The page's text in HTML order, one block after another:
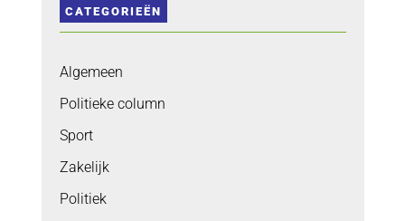
CATEGORIEËN
Algemeen
Politieke column
Sport
Zakelijk
Politiek